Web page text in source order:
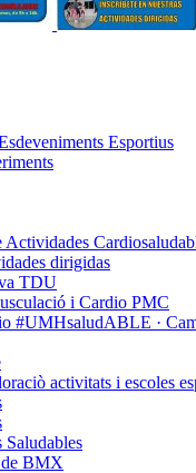
Esportius
Actividades
dirigidas
TDU
i Cardio PMC
#UMHsaludABLE ·
activitats i escoles
Saludables
de BMX